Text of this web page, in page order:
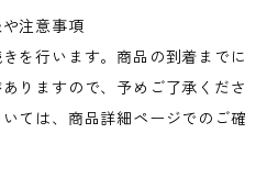
注意事項
を行います。商品の到着までに
りますので、予めご了承くださ
ては、商品詳細ページでのご確